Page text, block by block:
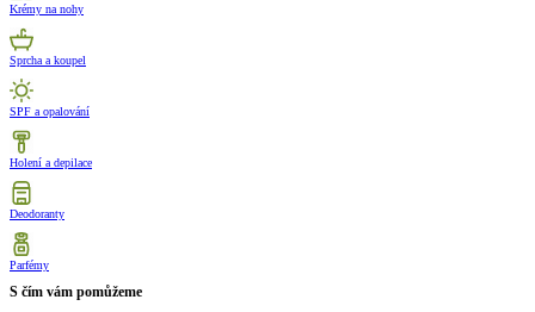
Krémy na nohy
Sprcha a koupel
SPF a opalování
Holení a depilace
Deodoranty
Parfémy
S čím vám pomůžeme